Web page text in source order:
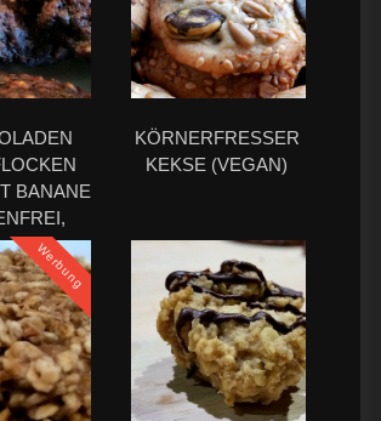
BANANE
KÖRNERFRESSER
KEKSE (VEGAN)
Werbung